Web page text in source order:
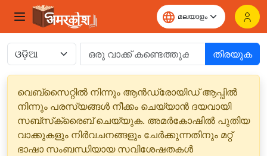
തിരയുക
വെബ്‌സൈറ്റിൽ നിന്നും ആൻഡ്രോയിഡ് ആപ്പിൽ
നിന്നും പരസ്യങ്ങൾ നീക്കം ചെയ്യാൻ ദയവായി
സബ്‌സ്‌ക്രൈബ് ചെയ്യുക. അമർകോഷിൽ പുതിയ
വാക്കുകളും നിർവചനങ്ങളും ചേർക്കുന്നതിനും മറ്റ്
ഭാഷാ സംബന്ധിയായ സവിശേഷതകൾ